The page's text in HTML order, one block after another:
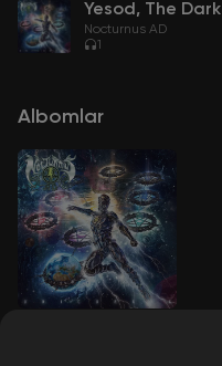
Yesod, The
Nocturnus AD
1
Albomlar